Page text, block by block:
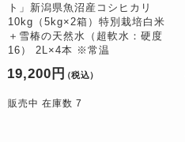
ト」新潟県魚沼産コシヒカリ
10kg（5kg×2箱）特別栽培白米
＋雪椿の天然水（超軟水：硬度
16） 2L×4本 ※常温
19,200円 （税込）
販売中 在庫数 7